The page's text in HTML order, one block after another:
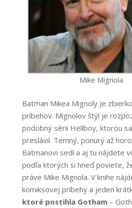
Mike Mignola
Batman Mikea Mignoly je
príbehov. Mignolov štýl je
podobný sérii Hellboy, ktorou
preslávil. Temný, ponurý až
Batmanovi sedí a aj tu nájdete
podľa ktorých si hneď poviete,
práve Mike Mignola. V knihe
komiksovej príbehy a jeden
ktoré postihla Gotham–